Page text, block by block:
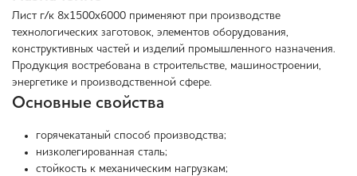
Лист г/к 8х1500х6000 применяют при производстве
технологических заготовок, элементов оборудования,
конструктивных частей и изделий промышленного назначения.
Продукция востребована в строительстве, машиностроении,
энергетике и производственной сфере.
Основные свойства
горячекатаный способ производства;
низколегированная сталь;
стойкость к механическим нагрузкам;